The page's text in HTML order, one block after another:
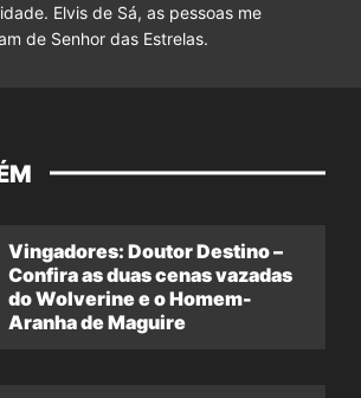
Elvis de Sá, as pessoas me
de Senhor das Estrelas.
Vingadores: Doutor Destino –
Confira as duas cenas vazadas
do Wolverine e o Homem-
Aranha de Maguire